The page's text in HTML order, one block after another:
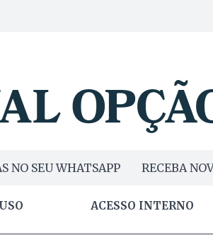
NO SEU WHATSAPP RECEBA
ACESSO INTERNO